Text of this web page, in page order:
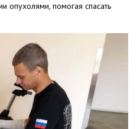
опухолями, помогая спасать